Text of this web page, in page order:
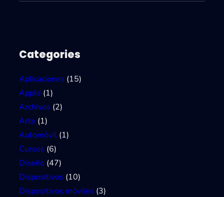
1
i
u
o
Categories
Aplicaciones (15)
Apple (1)
Archivos (2)
Arte (1)
Automóvil (1)
Cursos (6)
Diseño (47)
Dispositivos (10)
Dispositivos móviles (3)